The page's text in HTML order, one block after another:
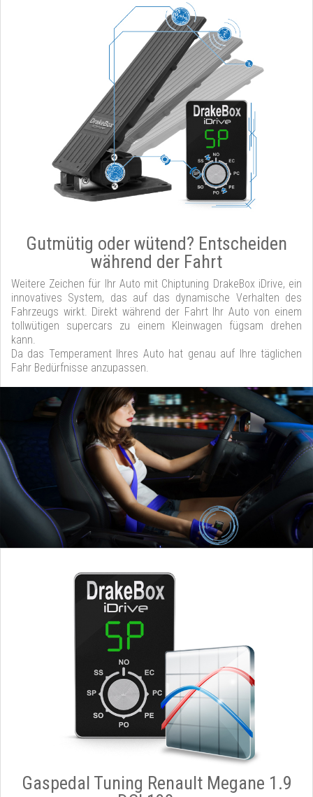
Gutmütig oder wütend? Entscheiden
während der Fahrt
Weitere Zeichen für Ihr Auto mit Chiptuning DrakeBox iDrive, ein
innovatives System, das auf das dynamische Verhalten des
Fahrzeugs wirkt. Direkt während der Fahrt Ihr Auto von einem
tollwütigen supercars zu einem Kleinwagen fügsam drehen
kann.
Da das Temperament Ihres Auto hat genau auf Ihre täglichen
Fahr Bedürfnisse anzupassen.
Gaspedal Tuning Renault Megane 1.9